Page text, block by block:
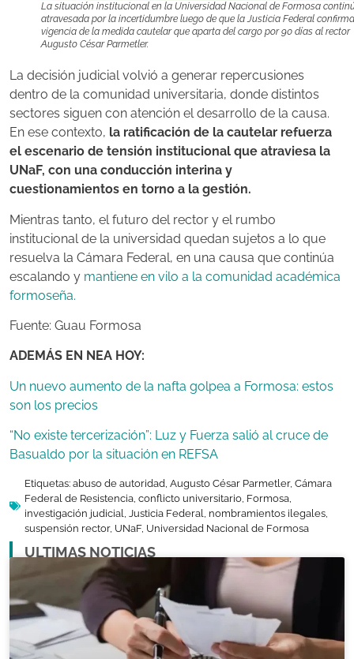
La situación institucional en la Universidad Nacional de Formosa
atravesada por la incertidumbre luego de que la Justicia Federal
vigencia de la medida cautelar que aparta del cargo por 90 días al rector
Augusto César Parmetler.
La decisión judicial volvió a generar repercusiones
dentro de la comunidad universitaria, donde distintos
sectores siguen con atención el desarrollo de la causa.
En ese contexto, la ratificación de la cautelar refuerza
el escenario de tensión institucional que atraviesa la
UNaF, con una conducción interina y
cuestionamientos en torno a la gestión.
Mientras tanto, el futuro del rector y el rumbo
institucional de la universidad quedan sujetos a lo que
resuelva la Cámara Federal, en una causa que continúa
escalando y mantiene en vilo a la comunidad académica
formoseña.
Fuente: Guau Formosa
ADEMÁS EN NEA HOY:
Un nuevo aumento de la nafta golpea a Formosa: estos
son los precios
“No existe tercerización”: Luz y Fuerza salió al cruce de
Basualdo por la situación en REFSA
Etiquetas: abuso de autoridad Augusto César Parmetler, Cámara
Federal de Resistencia conflicto universitario Formosa
investigación judicial Justicia Federal nombramientos ilegales
suspensión rector, UNaF, Universidad Nacional de Formosa
ULTIMAS NOTICIAS